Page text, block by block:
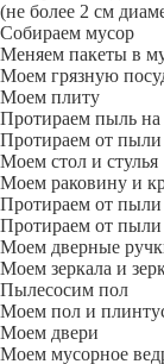
(не более 2 см
Собираем мусор
Меняем пакеты в
Моем грязную
Моем плиту
Протираем пыль на
Протираем от
Моем стол и стулья
Моем раковину и
Протираем от пыли
Протираем от
Моем дверные
Моем зеркала и
Пылесосим пол
Моем пол и
Моем двери
Моем мусорное